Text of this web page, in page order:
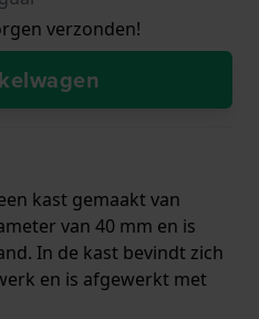
verzonden!
kast gemaakt van
van 40 mm en is
In de kast bevindt zich
en is afgewerkt met